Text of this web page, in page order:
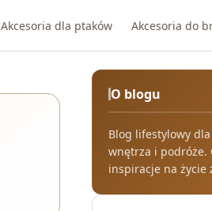
Akcesoria dla ptaków Akcesoria do
O blogu
Blog lifestylowy
wnętrza i podróże.
inspiracje na życie